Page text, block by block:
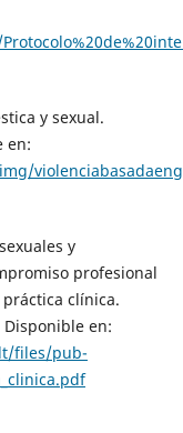
y sexual.
en:
y
profesional
clínica.
Disponible en:
files/pub-